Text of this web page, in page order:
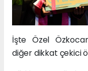
İşte Özel
diğer dikkat çekici